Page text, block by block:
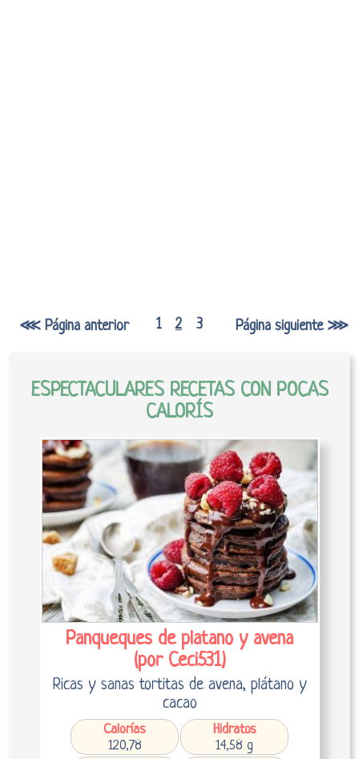
⋘ Página anterior 1 2 3 Página siguiente ⋙
ESPECTACULARES RECETAS CON POCAS
CALORÍS
Panqueques de platano y avena
(por Ceci531)
Ricas y sanas tortitas de avena, plátano y
cacao
Calorías
120,78
Hidratos
14,58 g